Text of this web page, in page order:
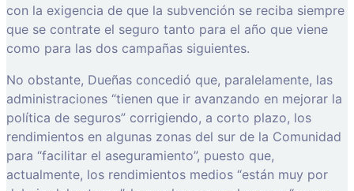
con la exigencia de que la subvención se reciba siempre
que se contrate el seguro tanto para el año que viene
como para las dos campañas siguientes.
No obstante, Dueñas concedió que, paralelamente, las
administraciones “tienen que ir avanzando en mejorar la
política de seguros” corrigiendo, a corto plazo, los
rendimientos en algunas zonas del sur de la Comunidad
para “facilitar el aseguramiento”, puesto que,
actualmente, los rendimientos medios “están muy por